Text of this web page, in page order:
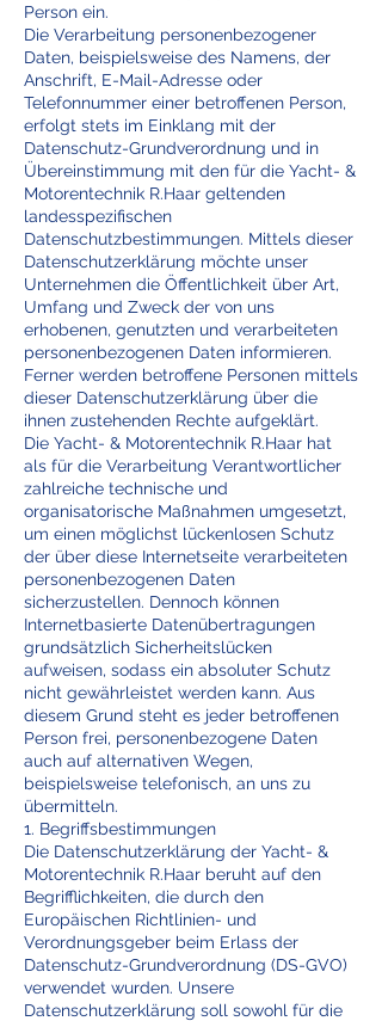
Person ein.
Die Verarbeitung personenbezogener
Daten, beispielsweise des Namens, der
Anschrift, E-Mail-Adresse oder
Telefonnummer einer betroffenen Person,
erfolgt stets im Einklang mit der
Datenschutz-Grundverordnung und in
Übereinstimmung mit den für die Yacht- &
Motorentechnik R.Haar geltenden
landesspezifischen
Datenschutzbestimmungen. Mittels dieser
Datenschutzerklärung möchte unser
Unternehmen die Öffentlichkeit über Art,
Umfang und Zweck der von uns
erhobenen, genutzten und verarbeiteten
personenbezogenen Daten informieren.
Ferner werden betroffene Personen mittels
dieser Datenschutzerklärung über die
ihnen zustehenden Rechte aufgeklärt.
Die Yacht- & Motorentechnik R.Haar hat
als für die Verarbeitung Verantwortlicher
zahlreiche technische und
organisatorische Maßnahmen umgesetzt,
um einen möglichst lückenlosen Schutz
der über diese Internetseite verarbeiteten
personenbezogenen Daten
sicherzustellen. Dennoch können
Internetbasierte Datenübertragungen
grundsätzlich Sicherheitslücken
aufweisen, sodass ein absoluter Schutz
nicht gewährleistet werden kann. Aus
diesem Grund steht es jeder betroffenen
Person frei, personenbezogene Daten
auch auf alternativen Wegen,
beispielsweise telefonisch, an uns zu
übermitteln.
1. Begriffsbestimmungen
Die Datenschutzerklärung der Yacht- &
Motorentechnik R.Haar beruht auf den
Begrifflichkeiten, die durch den
Europäischen Richtlinien- und
Verordnungsgeber beim Erlass der
Datenschutz-Grundverordnung (DS-GVO)
verwendet wurden. Unsere
Datenschutzerklärung soll sowohl für die